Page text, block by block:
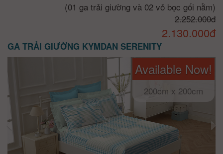
(01 ga trải giường và 02 vỏ bọc gối nằm)
2.252.000đ
2.130.000đ
GA TRẢI GIƯỜNG KYMDAN SERENITY
Available Now!
200cm x 200cm